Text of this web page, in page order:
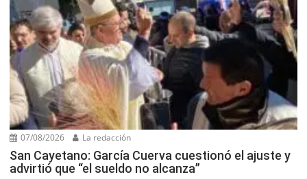
07/08/2026 La redacción
San Cayetano: García Cuerva cuestionó el ajuste y
advirtió que “el sueldo no alcanza”